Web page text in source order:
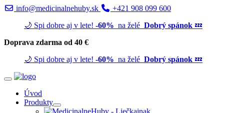
info@medicinalnehuby.sk
+421 908 099 600
🌙 Spi dobre aj v lete! -60% na želé Dobrý spánok 💤
Doprava zdarma od 40 €
🌙 Spi dobre aj v lete! -60% na želé Dobrý spánok 💤
Úvod
Produkty